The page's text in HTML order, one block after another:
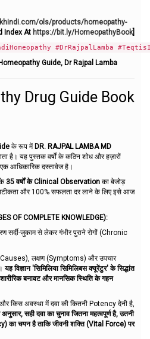
ols/products/homeopathy-
Index At https://bit.ly/HomeopathyBook]
#DrRajpalLamba
Guide, Dr Rajpal Lamba
Drug Guide Book
के रूप में DR. RAJPAL LAMBA MD
है। यह पुस्तक वर्षों के कठिन शोध और हज़ारों
आधिकारिक दस्तावेज है।
35 वर्षों के Clinical Observation का बेजोड़
और 100% सफलता दर लाने के लिए इसे आज
OF COMPLETE KNOWLEDGE):
सर्दी-जुकाम से लेकर गंभीर पुराने रोगों (Chronic
(Causes), लक्षण (Symptoms) और उपचार
यह विज्ञान 'सिमिलिया सिमिलिबस क्यूरेंटुर' के सिद्धांत
बनावट और मानसिक स्थिति के गहन
किस अवस्था में दवा की कितनी Potency देनी है,
अनुसार, सही दवा का चुनाव जितना महत्वपूर्ण है, उतनी
का चयन है ताकि जीवनी शक्ति (Vital Force) पर